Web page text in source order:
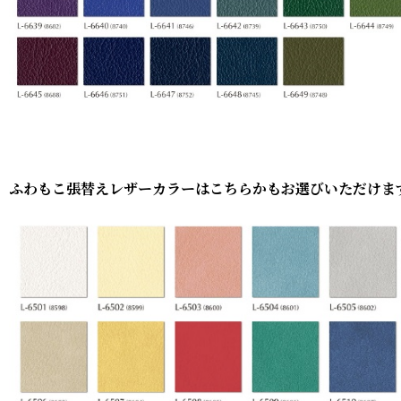
ふわもこ張替えレザーカラーはこちらかもお選びいただけま